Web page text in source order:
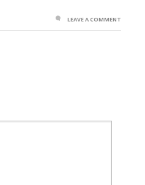
LEAVE A COMMENT